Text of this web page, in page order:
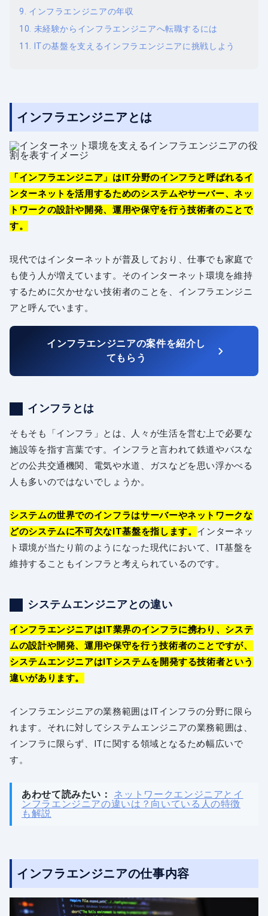
インフラエンジニアの年収
未経験からインフラエンジニアへ転職するには
ITの基盤を支えるインフラエンジニアに挑戦しよう
インフラエンジニアとは
「インフラエンジニア」はIT分野のインフラと呼ばれるイ
ンターネットを活用するためのシステムやサーバー、ネッ
トワークの設計や開発、運用や保守を行う技術者のことで
す。
現代ではインターネットが普及しており、仕事でも家庭で
も使う人が増えています。そのインターネット環境を維持
するために欠かせない技術者のことを、インフラエンジニ
アと呼んでいます。
インフラエンジニアの案件を紹介し
てもらう
インフラとは
そもそも「インフラ」とは、人々が生活を営む上で必要な
施設等を指す言葉です。インフラと言われて鉄道やバスな
どの公共交通機関、電気や水道、ガスなどを思い浮かべる
人も多いのではないでしょうか。
システムの世界でのインフラはサーバーやネットワークな
どのシステムに不可欠なIT基盤を指します。 インターネッ
ト環境が当たり前のようになった現代において、IT基盤を
維持することもインフラと考えられているのです。
システムエンジニアとの違い
インフラエンジニアはIT業界のインフラに携わり、システ
ムの設計や開発、運用や保守を行う技術者のことですが、
システムエンジニアはITシステムを開発する技術者という
違いがあります。
インフラエンジニアの業務範囲はITインフラの分野に限ら
れます。それに対してシステムエンジニアの業務範囲は、
インフラに限らず、ITに関する領域となるため幅広いで
す。
あわせて読みたい：
ネットワークエンジニアとイ
ンフラエンジニアの違いは？向いている人の特徴
も解説
インフラエンジニアの仕事内容